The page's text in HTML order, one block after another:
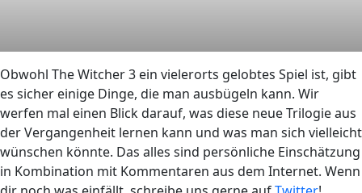
Obwohl The Witcher 3 ein vielerorts gelobtes Spiel ist, gibt
es sicher einige Dinge, die man ausbügeln kann. Wir
werfen mal einen Blick darauf, was diese neue Trilogie aus
der Vergangenheit lernen kann und was man sich vielleicht
wünschen könnte. Das alles sind persönliche Einschätzung
in Kombination mit Kommentaren aus dem Internet. Wenn